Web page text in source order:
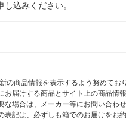
し込みください。
の商品情報を表示するよう努めて
お届けする商品とサイト上の商品
場合は、メーカー等にお問い合わせ
表記は、必ずしも箱でのお届けを